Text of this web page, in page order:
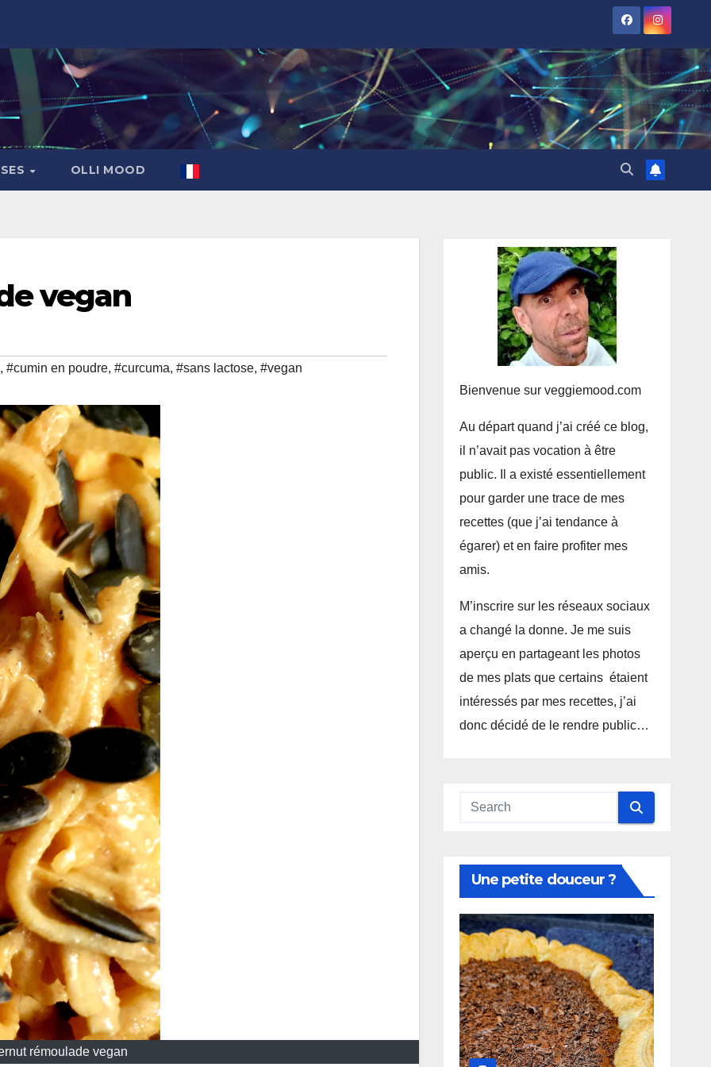
OLLI MOOD
vegan
, #cumin en poudre, #curcuma, #sans lactose, #vegan
rémoulade vegan
Bienvenue sur veggiemood.com
Au départ quand j’ai créé ce blog,
il n’avait pas vocation à être
public. Il a existé essentiellement
pour garder une trace de mes
recettes (que j’ai tendance à
égarer) et en faire profiter mes
amis.
M’inscrire sur les réseaux sociaux
a changé la donne. Je me suis
aperçu en partageant les photos
de mes plats que certains étaient
intéressés par mes recettes, j’ai
donc décidé de le rendre public…
Une petite douceur ?